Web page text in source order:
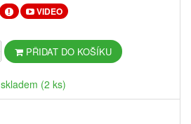
VIDEO
PŘIDAT DO KOŠÍKU
skladem (2 ks)